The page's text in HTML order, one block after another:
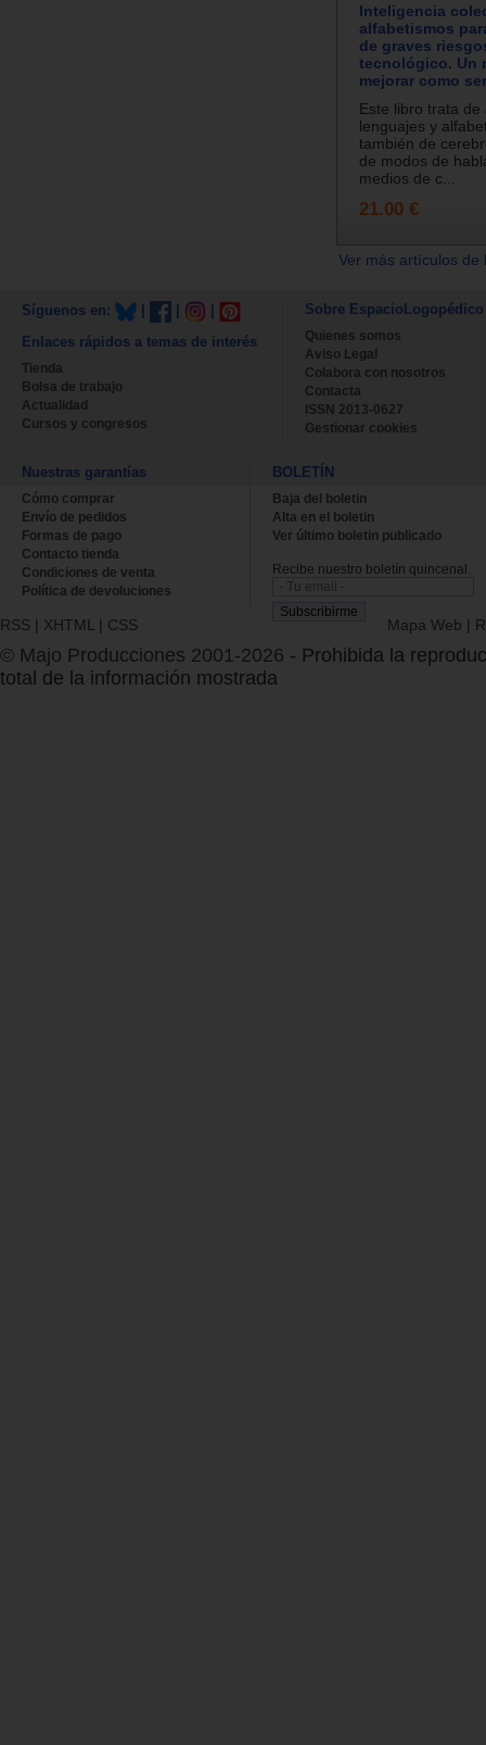
Inteligencia
alfabetismos
de graves
tecnológico. Un
mejorar como
Este libro trata de
lenguajes y
también de
de modos de
medios de c...
21.00 €
Ver más artículos
Síguenos en:
Enlaces rápidos a temas de interés
Tienda
Bolsa de trabajo
Actualidad
Cursos y congresos
Sobre EspacioLogopédico
Quienes somos
Aviso Legal
Colabora con nosotros
Contacta
ISSN 2013-0627
Gestionar cookies
Nuestras garantías
Cómo comprar
Envío de pedidos
Formas de pago
Contacto tienda
Condiciones de venta
Política de devoluciones
BOLETÍN
Baja del boletin
Alta en el boletin
Ver último boletin publicado
Recibe nuestro boletín quincenal.
RSS | XHTML | CSS Mapa Web |
© Majo Producciones 2001-2026 - Prohibida la
total de la información mostrada